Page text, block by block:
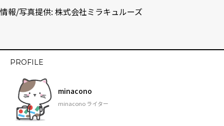
情報/写真提供: 株式会社ミラキュルーズ
PROFILE
minacono
minacono ライター